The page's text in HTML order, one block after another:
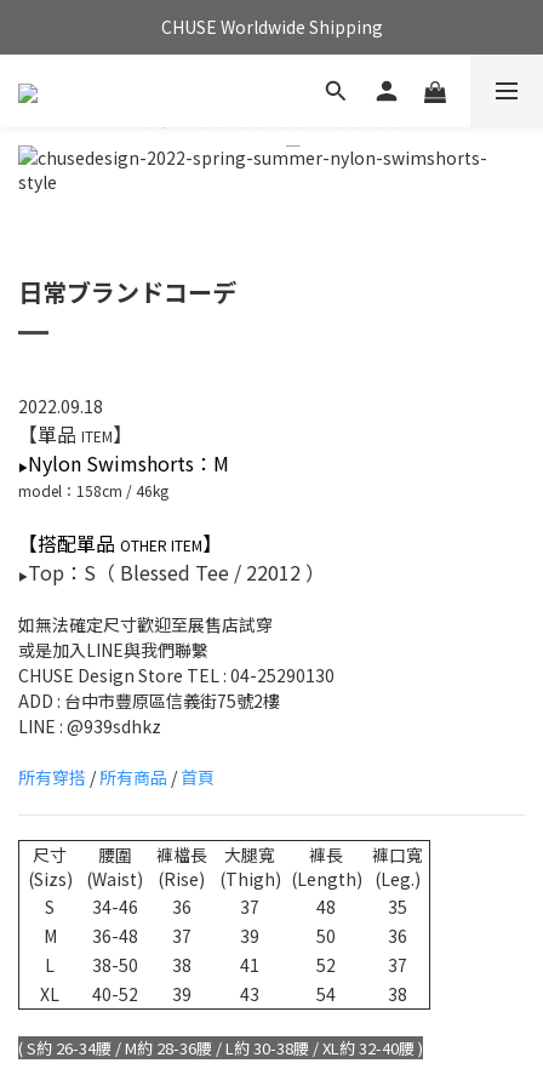
CHUSE Worldwide Shipping
日常ブランドコーデ
2022.09.18
【單品 ITEM】
▶Nylon Swimshorts ：M
model：158cm / 46kg
【搭配單品 OTHER ITEM】
▶Top：S（ Blessed Tee / 22012 ）
如無法確定尺寸歡迎至展售店試穿
或是加入LINE與我們聯繫
CHUSE Design Store TEL : 04-25290130
ADD : 台中市豐原區信義街75號2樓
LINE : @939sdhkz
所有穿搭 /所有商品 /首頁
尺寸
(Sizs)
腰圍
(Waist)
褲檔長
(Rise)
大腿寬
(Thigh)
褲長
(Length)
褲口寬
(Leg.)
S
34-46 36 37 48
35
M
36-48 37 39 50
36
L
38-50 38 41 52
37
XL
40-52 39 43 54 38
( S約 26-34腰 / M約 28-36腰 / L約 30-38腰 / XL約 32-40腰 )